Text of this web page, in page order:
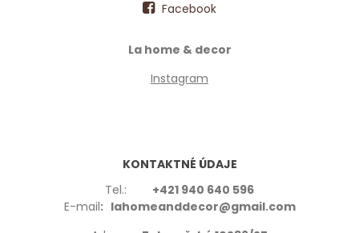
Facebook
La home & decor
Instagram
KONTAKTNÉ ÚDAJE
Tel.: +421 940 640 596
E-mail: lahomeanddecor@gmail.com